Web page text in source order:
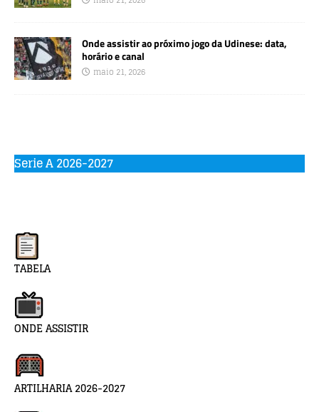
Onde assistir ao próximo jogo da Udinese: data,
horário e canal
maio 21, 2026
Serie A 2026-2027
TABELA
ONDE ASSISTIR
ARTILHARIA 2026-2027